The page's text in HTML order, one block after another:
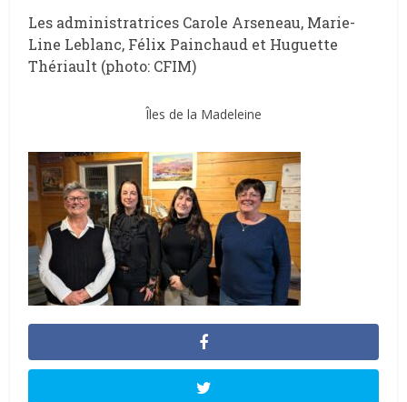
Les administratrices Carole Arseneau, Marie-
Line Leblanc, Félix Painchaud et Huguette
Thériault (photo: CFIM)
Îles de la Madeleine